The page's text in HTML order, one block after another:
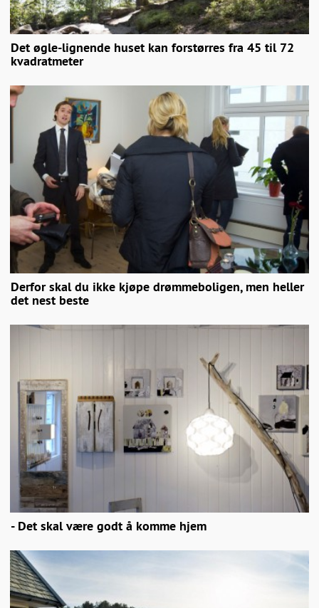
Det øgle-lignende huset kan forstørres fra 45 til 72
kvadratmeter
Derfor skal du ikke kjøpe drømmeboligen, men heller
det nest beste
- Det skal være godt å komme hjem